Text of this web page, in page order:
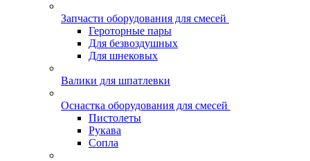
Запчасти оборудования для смесей
Героторные пары
Для безвоздушных
Для шнековых
Валики для шпатлевки
Оснастка оборудования для смесей
Пистолеты
Рукава
Сопла